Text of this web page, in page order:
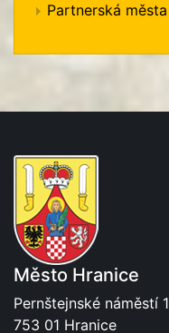
Partnerská města
Město Hranice
Pernštejnské náměstí 1
753 01 Hranice